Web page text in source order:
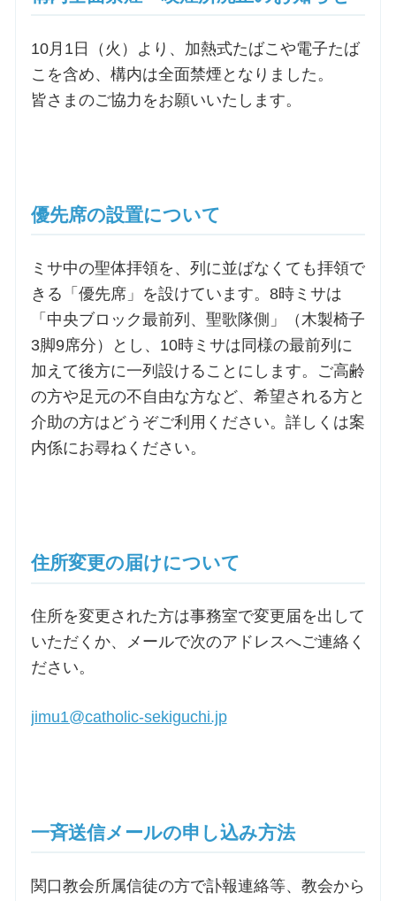
10月1日（火）より、加熱式たばこや電子たば
こを含め、構内は全面禁煙となりました。
皆さまのご協力をお願いいたします。
優先席の設置について
ミサ中の聖体拝領を、列に並ばなくても拝領で
きる「優先席」を設けています。8時ミサは
「中央ブロック最前列、聖歌隊側」（木製椅子
3脚9席分）とし、10時ミサは同様の最前列に
加えて後方に一列設けることにします。ご高齢
の方や足元の不自由な方など、希望される方と
介助の方はどうぞご利用ください。詳しくは案
内係にお尋ねください。
住所変更の届けについて
住所を変更された方は事務室で変更届を出して
いただくか、メールで次のアドレスへご連絡く
ださい。
jimu1@catholic-sekiguchi.jp
一斉送信メールの申し込み方法
関口教会所属信徒の方で訃報連絡等、教会から